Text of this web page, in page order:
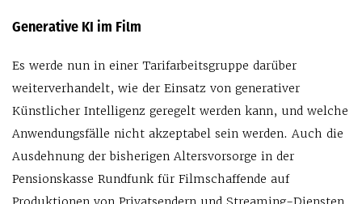
Generative KI im Film
Es werde nun in einer Tarifarbeitsgruppe darüber
weiterverhandelt, wie der Einsatz von generativer
Künstlicher Intelligenz geregelt werden kann, und welche
Anwendungsfälle nicht akzeptabel sein werden. Auch die
Ausdehnung der bisherigen Altersvorsorge in der
Pensionskasse Rundfunk für Filmschaffende auf